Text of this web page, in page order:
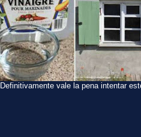
Definitivamente vale la pena intentar